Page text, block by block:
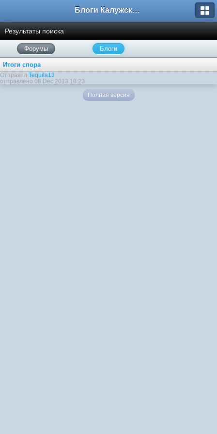
Блоги Калужского перекрестка
Результаты поиска
Форумы Блоги
Итоги спора
Отправил Tequila13
отправлено 08 Dec 2013 18:23
Полная версия